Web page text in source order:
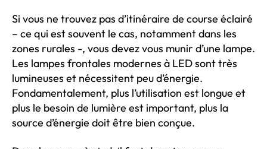
Si vous ne trouvez pas d’itinéraire de course éclairé
– ce qui est souvent le cas, notamment dans les
zones rurales -, vous devez vous munir d’une lampe.
Les lampes frontales modernes à LED sont très
lumineuses et nécessitent peu d’énergie.
Fondamentalement, plus l’utilisation est longue et
plus le besoin de lumière est important, plus la
source d’énergie doit être bien conçue.